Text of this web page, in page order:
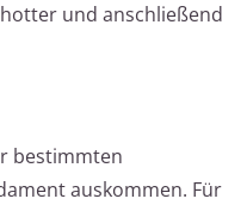
und anschließend
bestimmten
auskommen. Für